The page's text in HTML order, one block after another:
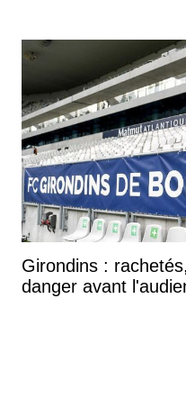
Girondins :
danger avant